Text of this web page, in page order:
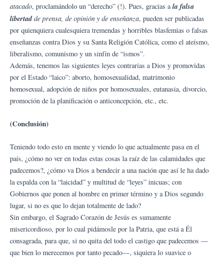
atacado, proclamándolo un “derecho” (!). Pues, gracias a la falsa
libertadde prensa, de opinión y de enseñanza, pueden ser publicadas
por quienquiera cualesquiera tremendas y horribles blasfemias o falsas
enseñanzas contra Dios y su Santa Religión Católica, como el ateísmo,
liberalismo, comunismo y un sinfín de “ismos”.
Además, tenemos las siguientes leyes contrarias a Dios y promovidas
por el Estado “laico”: aborto, homosexualidad, matrimonio
homosexual, adopción de niños por homosexuales, eutanasia, divorcio,
promoción de la planificación o anticoncepción, etc., etc.
(Conclusión)
Teniendo todo esto en mente y viendo lo que actualmente pasa en el
país, ¿cómo no ver en todas estas cosas la raíz de las calamidades que
padecemos?, ¿cómo va Dios a bendecir a una nación que así le ha dado
la espalda con la “laicidad” y multitud de “leyes” inicuas; con
Gobiernos que ponen al hombre en primer término y a Dios segundo
lugar, si no es que lo dejan totalmente de lado?
Sin embargo, el Sagrado Corazón de Jesús es sumamente
misericordioso, por lo cual pidámosle por la Patria, que está a Él
consagrada, para que, si no quita del todo el castigo que padecemos —
que bien lo merecemos por tanto pecado—, siquiera lo suavice o